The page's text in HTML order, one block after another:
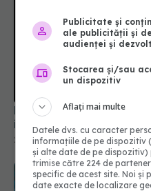
inimii
Publicitate și
ale publicității și
audienței și
Stocarea și/sau
un dispozitiv
Aflați mai multe
Datele dvs. cu caracter
informațiile de pe dispozitiv
și alte date de pe
trimise către 224 de
specific de acest site. Noi și
date exacte de localizare